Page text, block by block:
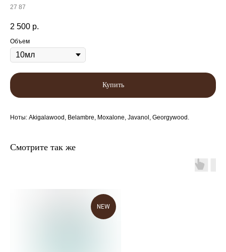
27 87
2 500 р.
Объем
Купить
Ноты: Akigalawood, Belambre, Moxalone, Javanol, Georgywood.
Смотрите так же
NEW